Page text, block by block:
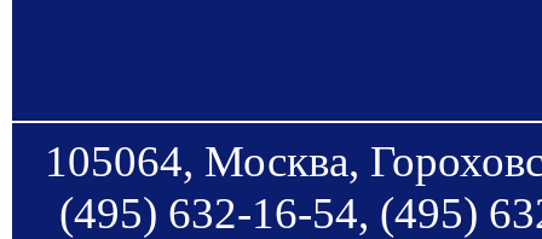
105064, Москва,
(495) 632-16-54, (495)